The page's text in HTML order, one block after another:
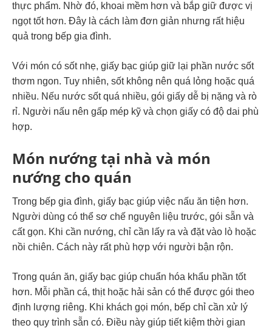
thực phẩm. Nhờ đó, khoai mềm hơn và bắp giữ được vị
ngọt tốt hơn. Đây là cách làm đơn giản nhưng rất hiệu
quả trong bếp gia đình.
Với món có sốt nhẹ, giấy bạc giúp giữ lại phần nước sốt
thơm ngon. Tuy nhiên, sốt không nên quá lỏng hoặc quá
nhiều. Nếu nước sốt quá nhiều, gói giấy dễ bị nặng và rò
rỉ. Người nấu nên gấp mép kỹ và chọn giấy có độ dai phù
hợp.
Món nướng tại nhà và món
nướng cho quán
Trong bếp gia đình, giấy bạc giúp việc nấu ăn tiện hơn.
Người dùng có thể sơ chế nguyên liệu trước, gói sẵn và
cất gọn. Khi cần nướng, chỉ cần lấy ra và đặt vào lò hoặc
nồi chiên. Cách này rất phù hợp với người bận rộn.
Trong quán ăn, giấy bạc giúp chuẩn hóa khẩu phần tốt
hơn. Mỗi phần cá, thịt hoặc hải sản có thể được gói theo
định lượng riêng. Khi khách gọi món, bếp chỉ cần xử lý
theo quy trình sẵn có. Điều này giúp tiết kiệm thời gian